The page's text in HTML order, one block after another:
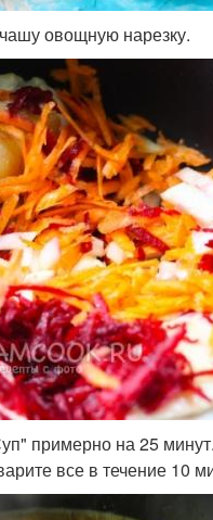
овощную нарезку.
примерно на 25
все в течение 10